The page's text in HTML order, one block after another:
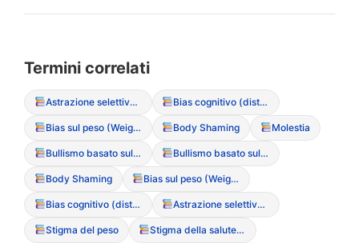
Termini correlati
Astrazione selettiva (bias cognitivo) Bias cognitivo (distorsione del pensiero)
Bias sul peso (Weight Bias) Body Shaming Molestia
Bullismo basato sul peso Bullismo basato sul peso
Body Shaming Bias sul peso (Weight Bias)
Bias cognitivo (distorsione del pensiero) Astrazione selettiva (bias cognitivo)
Stigma del peso Stigma della salute mentale